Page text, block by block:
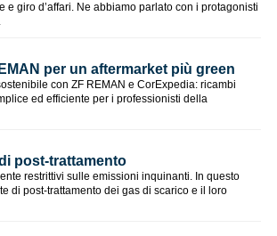
giro d’affari. Ne abbiamo parlato con i protagonisti
per un aftermarket più green
con ZF REMAN e CorExpedia: ricambi
ed efficiente per i professionisti della
post-trattamento
restrittivi sulle emissioni inquinanti. In questo
di post-trattamento dei gas di scarico e il loro